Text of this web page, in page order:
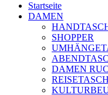
Startseite
DAMEN
SHOPPER
DAMEN